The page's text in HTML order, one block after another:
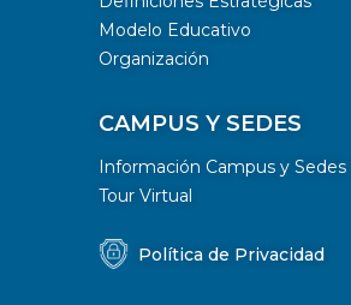
Modelo Educativo
Organización
CAMPUS Y SEDES
Información Campus y Sedes
Tour Virtual
Política de Privacidad